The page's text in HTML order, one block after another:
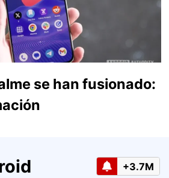
se han fusionado:
+3.7M